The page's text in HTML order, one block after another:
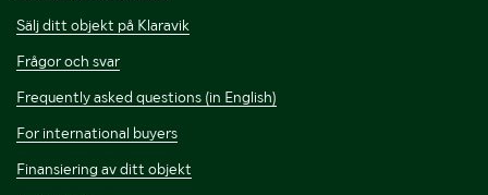
Sälj ditt objekt på Klaravik
Frågor och svar
Frequently asked questions (in English)
For international buyers
Finansiering av ditt objekt